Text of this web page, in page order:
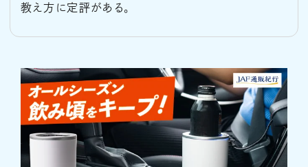
教え方に定評がある。